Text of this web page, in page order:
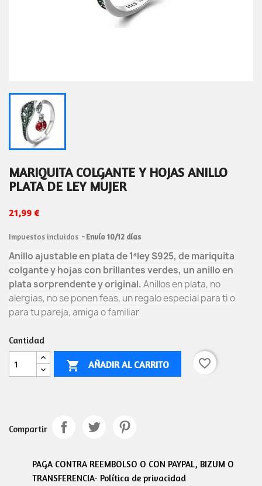
MARIQUITA COLGANTE Y HOJAS ANILLO
PLATA DE LEY MUJER
21,99 €
Impuestos incluidos Envío 10/12 días
Anillo ajustable en plata de 1ªley S925, de mariquita
colgante y hojas con brillantes verdes, un anillo en
plata sorprendente y original.Anillos en plata, no
alergias, no se ponen feas, un regalo especial para ti o
para tu pareja, amiga o familiar
Cantidad
 AÑADIR AL CARRITO favorite_border
Compartir
PAGA CONTRA REEMBOLSO O CON PAYPAL, BIZUM O
TRANSFERENCIA- Política de privacidad